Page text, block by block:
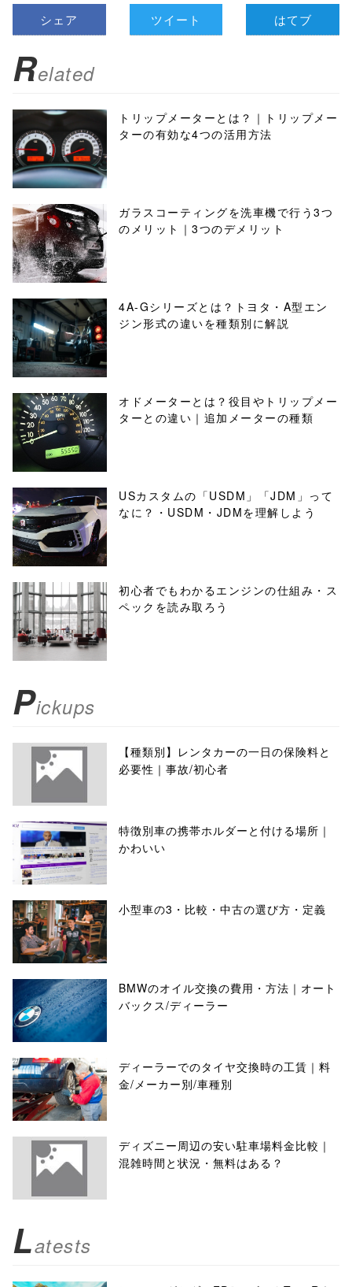
シェア ツイート はてブ
Related
トリップメーターとは？｜トリップメー
ターの有効な4つの活用方法
ガラスコーティングを洗車機で行う3つ
のメリット｜3つのデメリット
4A-Gシリーズとは？トヨタ・A型エン
ジン形式の違いを種類別に解説
オドメーターとは？役目やトリップメー
ターとの違い｜追加メーターの種類
USカスタムの「USDM」「JDM」って
なに？・USDM・JDMを理解しよう
初心者でもわかるエンジンの仕組み・ス
ペックを読み取ろう
Pickups
【種類別】レンタカーの一日の保険料と
必要性｜事故/初心者
特徴別車の携帯ホルダーと付ける場所｜
かわいい
小型車の3・比較・中古の選び方・定義
BMWのオイル交換の費用・方法｜オート
バックス/ディーラー
ディーラーでのタイヤ交換時の工賃｜料
金/メーカー別/車種別
ディズニー周辺の安い駐車場料金比較｜
混雑時間と状況・無料はある？
Latests